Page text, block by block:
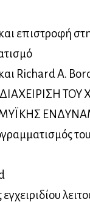
επιστροφή
Richard A.
ΤΟΥ